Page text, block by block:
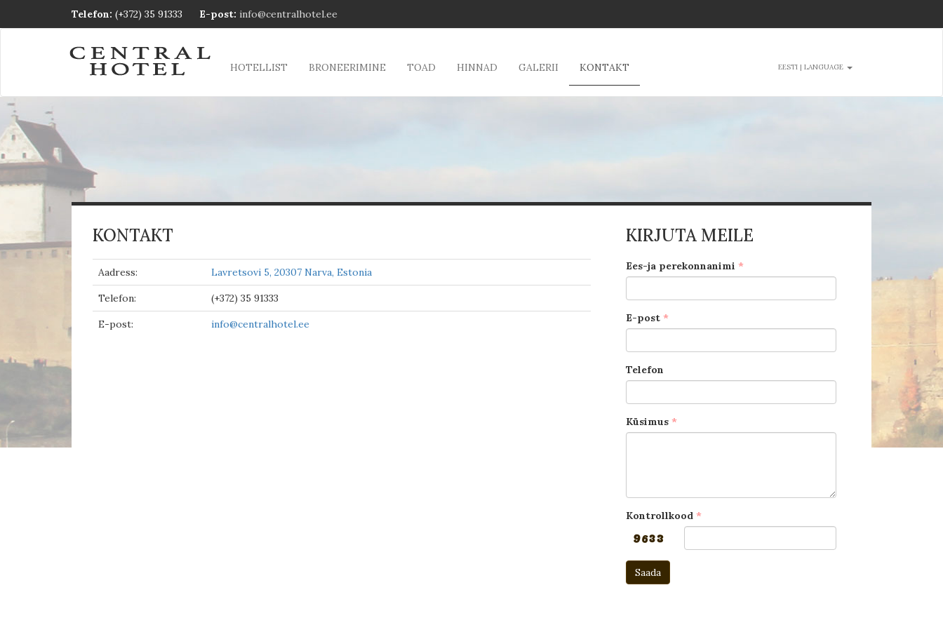
Telefon: (+372) 35 91333 E-post: info@centralhotel.ee
HOTELLIST BRONEERIMINE TOAD HINNAD GALERII KONTAKT EESTI | LANGUAGE
KONTAKT
Aadress: Lavretsovi 5, 20307 Narva, Estonia
Telefon: (+372) 35 91333
E-post: info@centralhotel.ee
KIRJUTA MEILE
Ees-ja perekonnanimi
E-post
Telefon
Küsimus
Kontrollkood
Saada